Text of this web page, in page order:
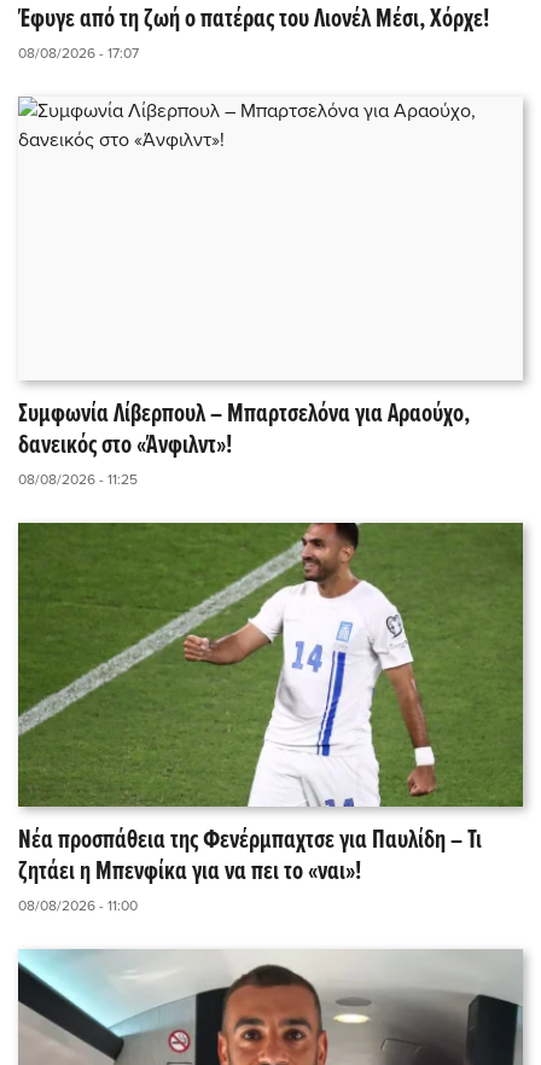
Έφυγε από τη ζωή ο πατέρας του Λιονέλ Μέσι, Χόρχε!
08/08/2026 - 17:07
Συμφωνία Λίβερπουλ – Μπαρτσελόνα για Αραούχο,
δανεικός στο «Άνφιλντ»!
08/08/2026 - 11:25
Νέα προσπάθεια της Φενέρμπαχτσε για Παυλίδη – Τι
ζητάει η Μπενφίκα για να πει το «ναι»!
08/08/2026 - 11:00